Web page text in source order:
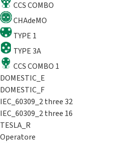
CCS COMBO
CHAdeMO
TYPE 1
TYPE 3A
CCS COMBO 1
DOMESTIC_E
DOMESTIC_F
IEC_60309_2 three 32
IEC_60309_2 three 16
TESLA_R
Operatore